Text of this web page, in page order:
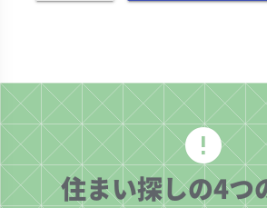
error
住まい探しの4つ